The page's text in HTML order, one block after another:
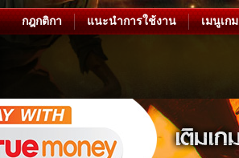
กฎกติกา แนะนำการใช้งาน เมนูเกม